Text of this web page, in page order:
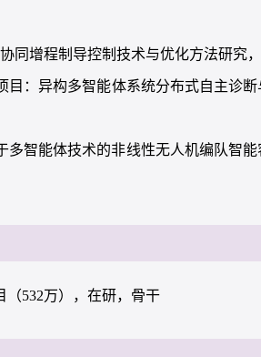
同增程制导控制技术与优化方法研究，
：异构多智能体系统分布式自主诊断
智能体技术的非线性无人机编队智
（532万），在研，骨干